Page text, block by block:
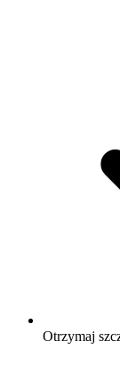
Otrzymaj